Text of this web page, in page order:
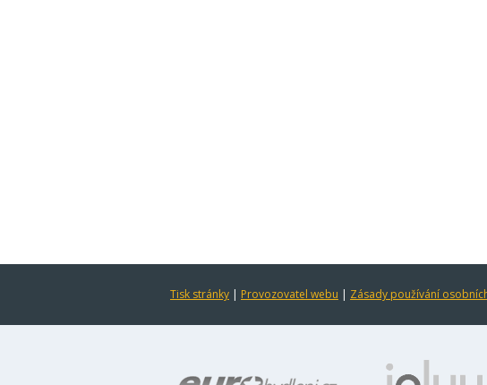
Tisk stránky | Provozovatel webu | Zásady používání